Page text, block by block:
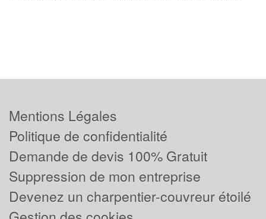
Mentions Légales
Politique de confidentialité
Demande de devis 100% Gratuit
Suppression de mon entreprise
Devenez un charpentier-couvreur étoilé